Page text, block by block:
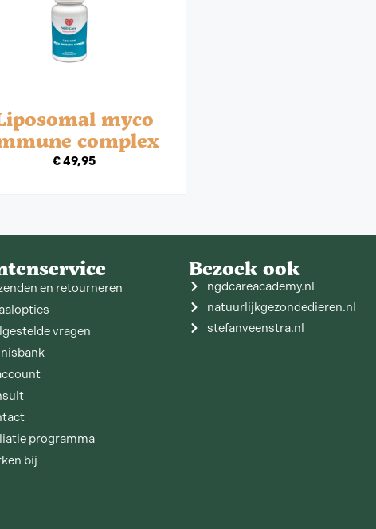
myco
complex
€49,95
en retourneren
vragen
programma
bij
Bezoek ook
ngdcareacademy.nl
natuurlijkgezondedieren.nl
stefanveenstra.nl